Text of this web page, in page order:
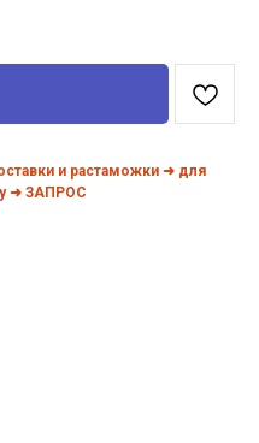
и растаможки ➜ для
➜ ЗАПРОС